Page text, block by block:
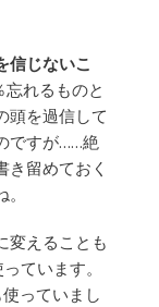
信じないこ
れるものと
頭を過信して
ですが……絶
き留めておく
変えることも
ています。
っていまし